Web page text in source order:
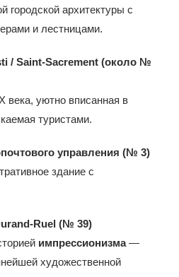
городской архитектуры с
и лестницами.
/ Saint-Sacrement (около №
века, уютно вписанная в
туристами.
управления (№ 3)
здание с
Ruel (№ 39)
импрессионизма—
художественной